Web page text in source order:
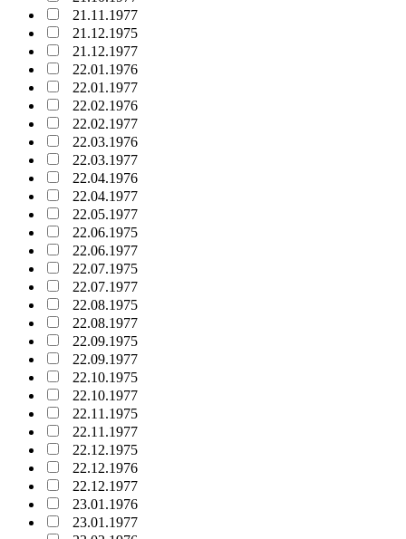
21.11.1977
21.12.1975
21.12.1977
22.01.1976
22.01.1977
22.02.1976
22.02.1977
22.03.1976
22.03.1977
22.04.1976
22.04.1977
22.05.1977
22.06.1975
22.06.1977
22.07.1975
22.07.1977
22.08.1975
22.08.1977
22.09.1975
22.09.1977
22.10.1975
22.10.1977
22.11.1975
22.11.1977
22.12.1975
22.12.1976
22.12.1977
23.01.1976
23.01.1977